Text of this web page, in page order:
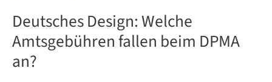
Deutsches Design: Welche
Amtsgebühren fallen beim DPMA
an?